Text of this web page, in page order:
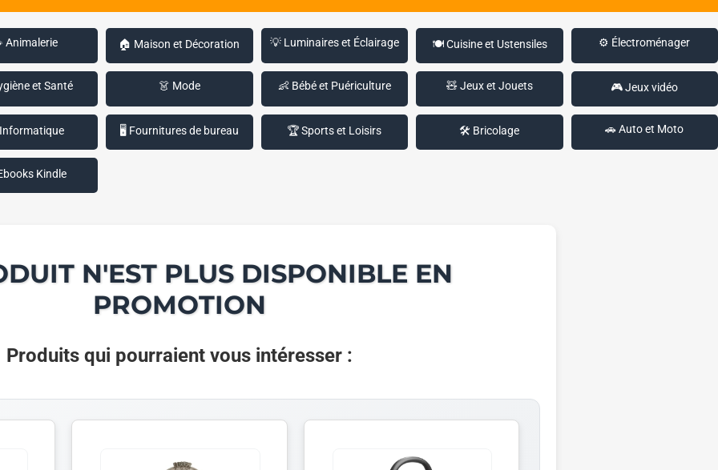
Animalerie 🏠 Maison et Décoration 💡 Luminaires et Éclairage 🍽️ Cuisine et Ustensiles ⚙️ Électroménager
et Santé 👗 Mode 👶 Bébé et Puériculture 🧸 Jeux et Jouets 🎮 Jeux vidéo
🖥️ Fournitures de bureau 🏆 Sports et Loisirs 🛠️ Bricolage 🚗 Auto et Moto
Kindle
N'EST PLUS DISPONIBLE EN
PROMOTION
Produits qui pourraient vous intéresser :